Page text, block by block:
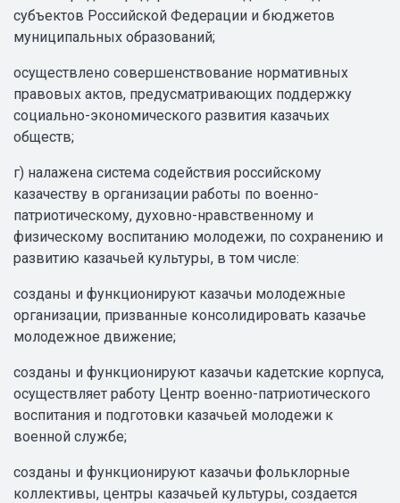
субъектов Российской Федерации и бюджетов
муниципальных образований;
осуществлено совершенствование нормативных
правовых актов, предусматривающих поддержку
социально-экономического развития казачьих
обществ;
г) налажена система содействия российскому
казачеству в организации работы по военно-
патриотическому, духовно-нравственному и
физическому воспитанию молодежи, по сохранению и
развитию казачьей культуры, в том числе:
созданы и функционируют казачьи молодежные
организации, призванные консолидировать казачье
молодежное движение;
созданы и функционируют казачьи кадетские корпуса,
осуществляет работу Центр военно-патриотического
воспитания и подготовки казачьей молодежи к
военной службе;
созданы и функционируют казачьи фольклорные
коллективы, центры казачьей культуры, создается